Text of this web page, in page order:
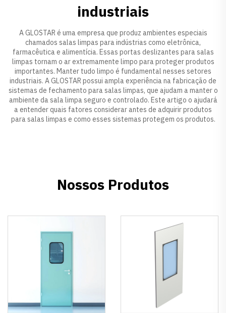
industriais
A GLOSTAR é uma empresa que produz ambientes especiais
chamados salas limpas para indústrias como eletrônica,
farmacêutica e alimentícia. Essas portas deslizantes para salas
limpas tornam o ar extremamente limpo para proteger produtos
importantes. Manter tudo limpo é fundamental nesses setores
industriais. A GLOSTAR possui ampla experiência na fabricação de
sistemas de fechamento para salas limpas, que ajudam a manter o
ambiente da sala limpa seguro e controlado. Este artigo o ajudará
a entender quais fatores considerar antes de adquirir produtos
para salas limpas e como esses sistemas protegem os produtos.
Nossos Produtos